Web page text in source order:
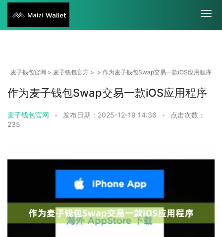
麦子钱包官网 > 麦子钱包官方 > > 作为麦子钱包Swap交易一款iOS应用程序
作为麦子钱包Swap交易一款iOS应用程序
麦子钱包官网 • 发布日期：2025-12-19 14:36 •
点击次数：
235